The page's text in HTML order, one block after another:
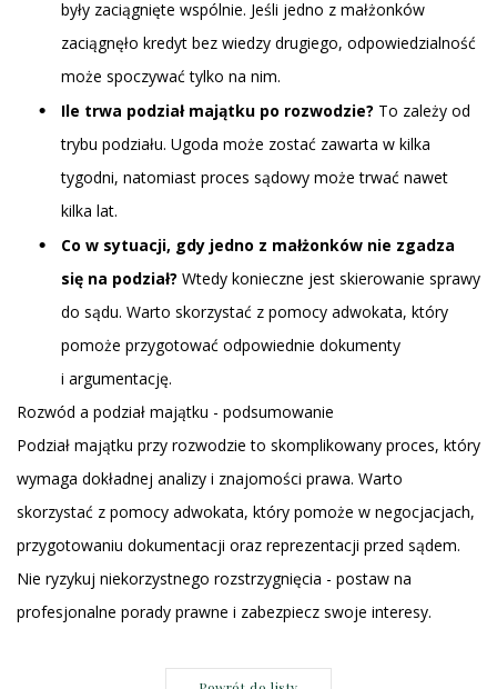
były zaciągnięte wspólnie. Jeśli jedno z małżonków
zaciągnęło kredyt bez wiedzy drugiego, odpowiedzialność
może spoczywać tylko na nim.
Ile trwa podział majątku po rozwodzie? To zależy od
trybu podziału. Ugoda może zostać zawarta w kilka
tygodni, natomiast proces sądowy może trwać nawet
kilka lat.
Co w sytuacji, gdy jedno z małżonków nie zgadza
się na podział? Wtedy konieczne jest skierowanie sprawy
do sądu. Warto skorzystać z pomocy adwokata, który
pomoże przygotować odpowiednie dokumenty
i argumentację.
Rozwód a podział majątku - podsumowanie
Podział majątku przy rozwodzie to skomplikowany proces, który
wymaga dokładnej analizy i znajomości prawa. Warto
skorzystać z pomocy adwokata, który pomoże w negocjacjach,
przygotowaniu dokumentacji oraz reprezentacji przed sądem.
Nie ryzykuj niekorzystnego rozstrzygnięcia - postaw na
profesjonalne porady prawne i zabezpiecz swoje interesy.